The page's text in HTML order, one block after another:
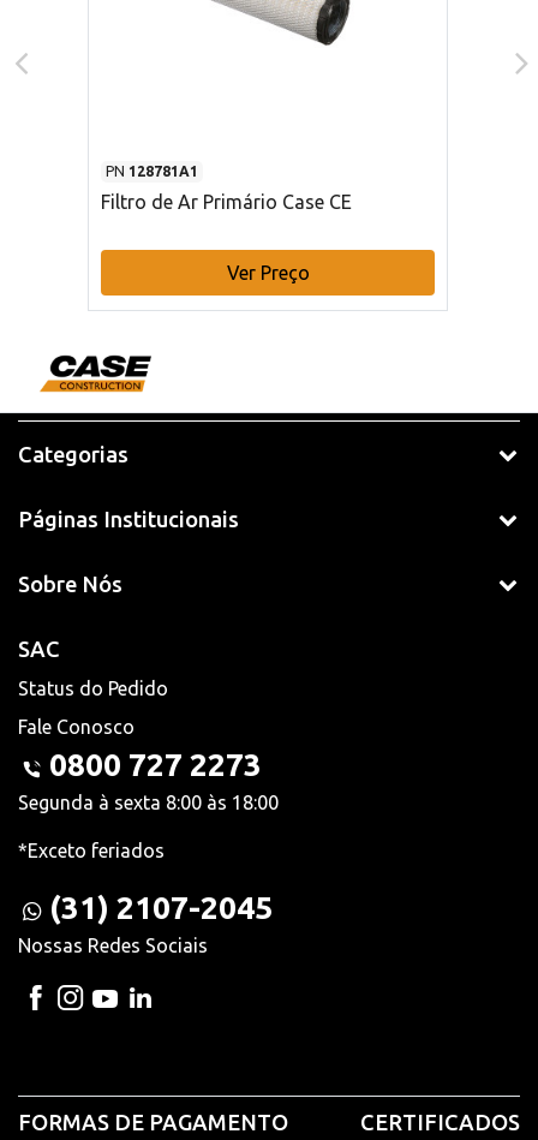
PN 128781A1
Filtro de Ar Primário Case CE
Ver Preço
Categorias
Páginas Institucionais
Sobre Nós
SAC
Status do Pedido
Fale Conosco
0800 727 2273
Segunda à sexta 8:00 às 18:00
*Exceto feriados
(31) 2107-2045
Nossas Redes Sociais
FORMAS DE PAGAMENTO CERTIFICADOS